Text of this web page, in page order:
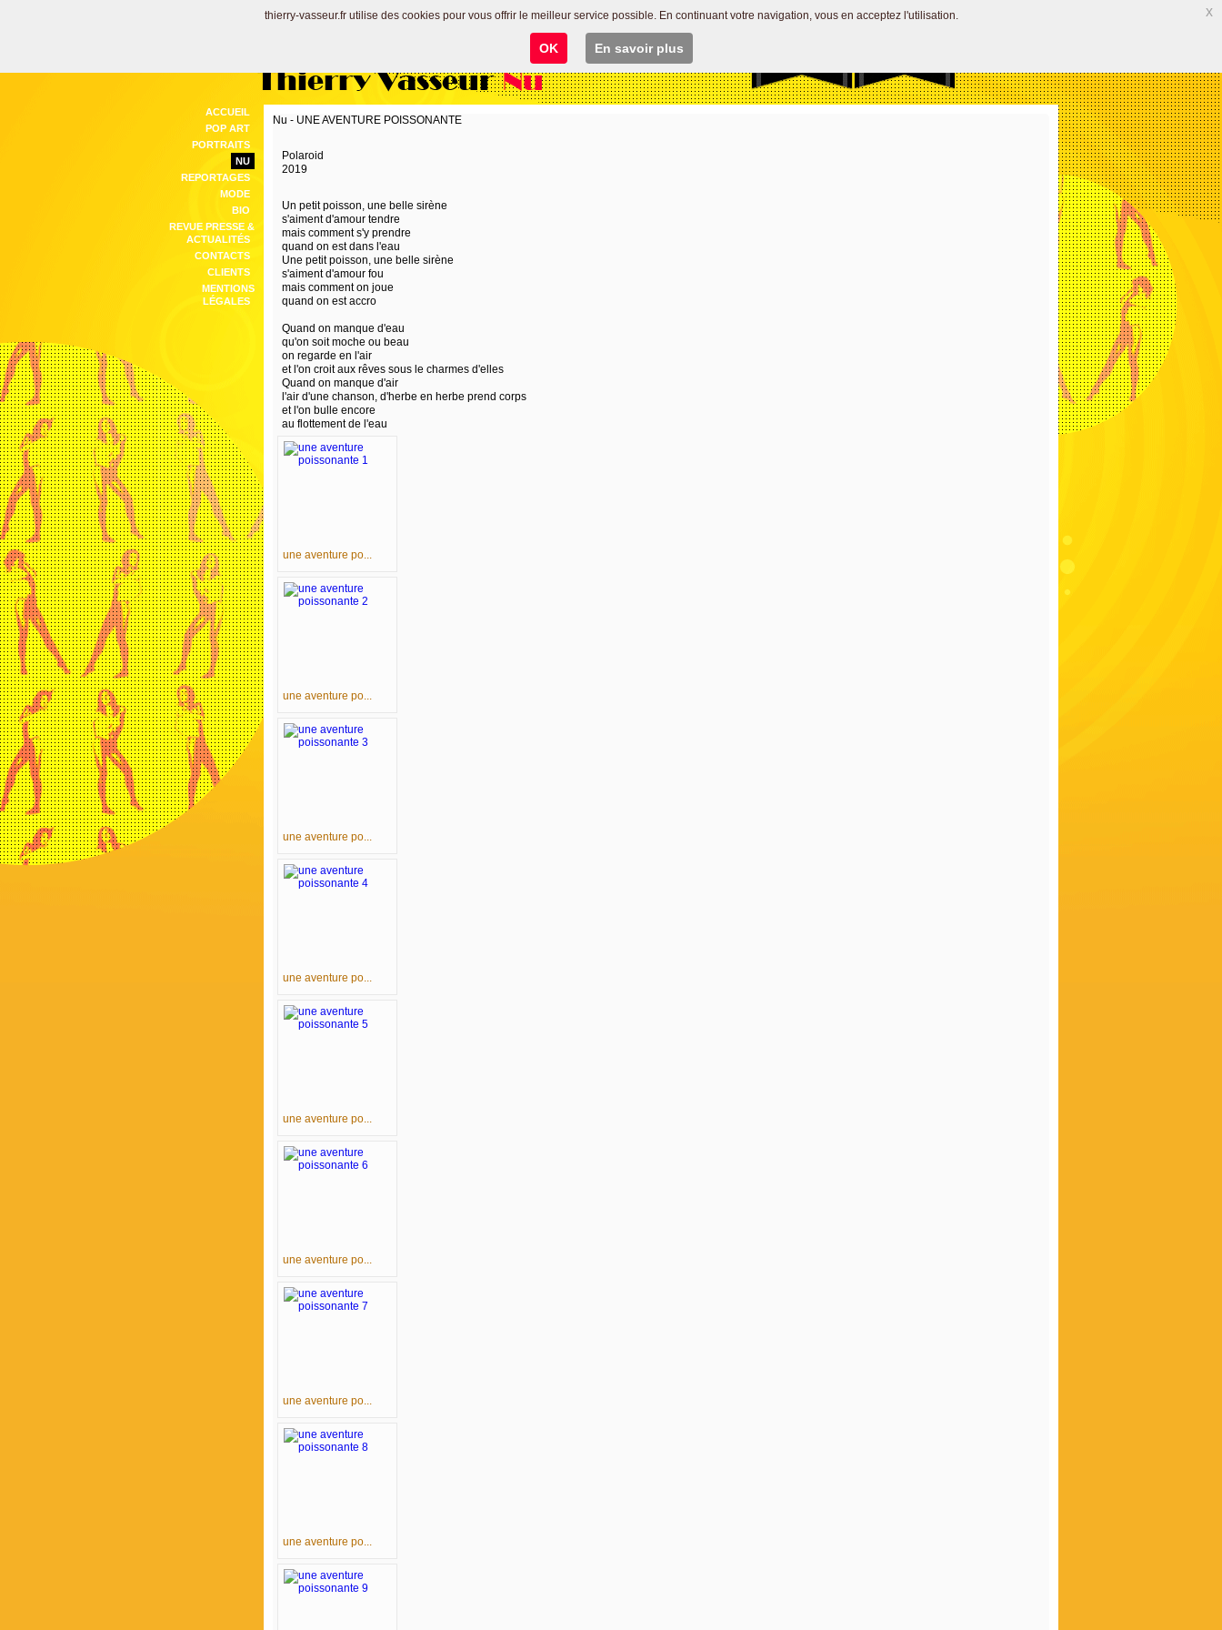
Thierry Vasseur Nu
ACCUEIL
POP ART
PORTRAITS
NU
REPORTAGES
MODE
BIO
REVUE PRESSE &
ACTUALITÉS
CONTACTS
CLIENTS
MENTIONS
LÉGALES
Nu - UNE AVENTURE POISSONANTE
Polaroid
2019
Un petit poisson, une belle sirène
s'aiment d'amour tendre
mais comment s'y prendre
quand on est dans l'eau
Une petit poisson, une belle sirène
s'aiment d'amour fou
mais comment on joue
quand on est accro
Quand on manque d'eau
qu'on soit moche ou beau
on regarde en l'air
et l'on croit aux rêves sous le charmes d'elles
Quand on manque d'air
l'air d'une chanson, d'herbe en herbe prend corps
et l'on bulle encore
au flottement de l'eau
une aventure po...
une aventure po...
une aventure po...
une aventure po...
une aventure po...
une aventure po...
une aventure po...
une aventure po...
thierry-vasseur.fr utilise des cookies pour vous offrir le meilleur service possible. En continuant votre navigation, vous en acceptez l'utilisation.
OK En savoir plus
x